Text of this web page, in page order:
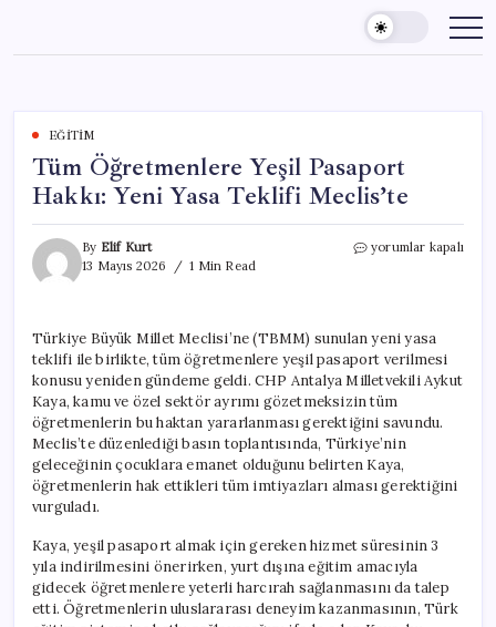
content
EĞITIM
Tüm Öğretmenlere Yeşil Pasaport
Hakkı: Yeni Yasa Teklifi Meclis’te
By Elif Kurt
13 Mayıs 2026
1 Min Read
Tüm
Yeni
Yasa
Teklifi
Meclis’te
için
yorumlar kapalı
Türkiye Büyük Millet Meclisi’ne (TBMM) sunulan yeni yasa
teklifi ile birlikte, tüm öğretmenlere yeşil pasaport verilmesi
konusu yeniden gündeme geldi. CHP Antalya Milletvekili Aykut
Kaya, kamu ve özel sektör ayrımı gözetmeksizin tüm
öğretmenlerin bu haktan yararlanması gerektiğini savundu.
Meclis’te düzenlediği basın toplantısında, Türkiye’nin
geleceğinin çocuklara emanet olduğunu belirten Kaya,
öğretmenlerin hak ettikleri tüm imtiyazları alması gerektiğini
vurguladı.
Kaya, yeşil pasaport almak için gereken hizmet süresinin 3
yıla indirilmesini önerirken, yurt dışına eğitim amacıyla
gidecek öğretmenlere yeterli harcırah sağlanmasını da talep
etti. Öğretmenlerin uluslararası deneyim kazanmasının, Türk